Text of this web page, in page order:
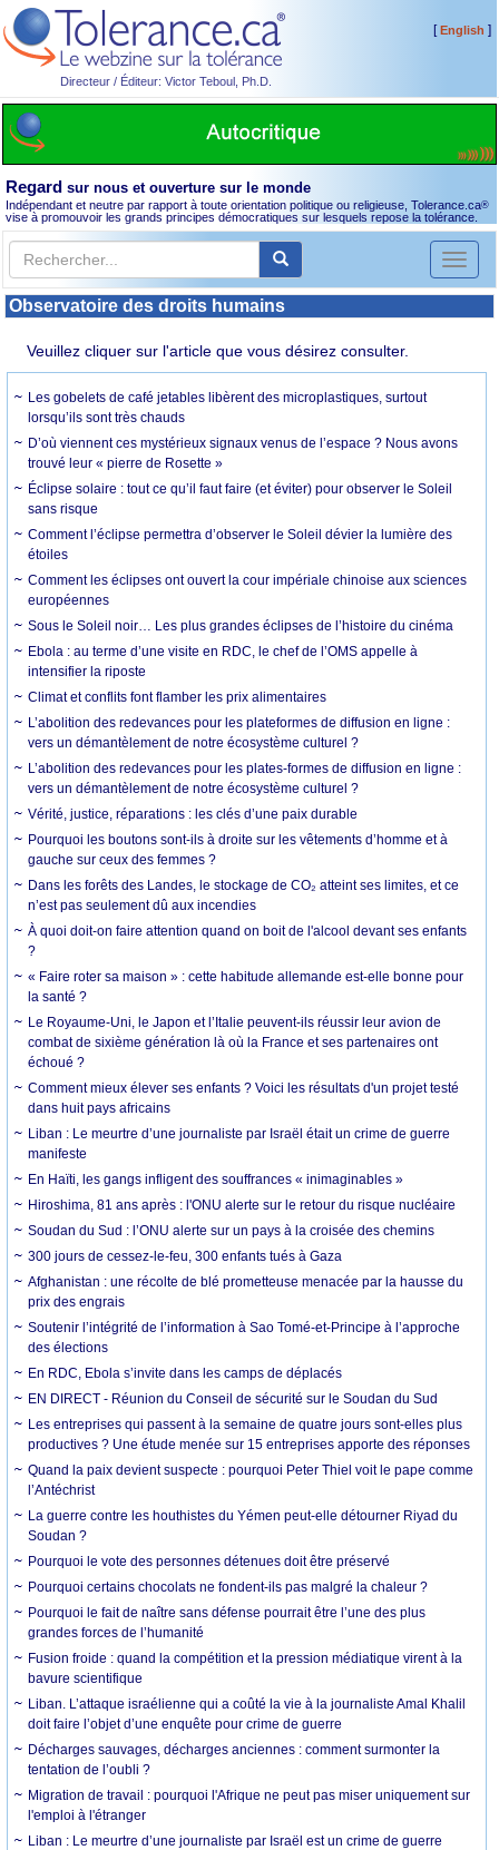
Directeur / Éditeur: Victor Teboul, Ph.D.
[English ]
Regard sur nous et ouverture sur le monde
Indépendant et neutre par rapport à toute orientation politique ou religieuse, Tolerance.ca®
vise à promouvoir les grands principes démocratiques sur lesquels repose la tolérance.
Toggle
Observatoire des droits humains
Veuillez cliquer sur l'article que vous désirez consulter.
Les gobelets de café jetables libèrent des microplastiques, surtout
lorsqu’ils sont très chauds
D’où viennent ces mystérieux signaux venus de l’espace ? Nous avons
trouvé leur « pierre de Rosette »
Éclipse solaire : tout ce qu’il faut faire (et éviter) pour observer le Soleil
sans risque
Comment l’éclipse permettra d’observer le Soleil dévier la lumière des
étoiles
Comment les éclipses ont ouvert la cour impériale chinoise aux sciences
européennes
Sous le Soleil noir… Les plus grandes éclipses de l’histoire du cinéma
Ebola : au terme d’une visite en RDC, le chef de l’OMS appelle à
intensifier la riposte
Climat et conflits font flamber les prix alimentaires
L’abolition des redevances pour les plateformes de diffusion en ligne :
vers un démantèlement de notre écosystème culturel ?
L’abolition des redevances pour les plates-formes de diffusion en ligne :
vers un démantèlement de notre écosystème culturel ?
Vérité, justice, réparations : les clés d’une paix durable
Pourquoi les boutons sont-ils à droite sur les vêtements d’homme et à
gauche sur ceux des femmes ?
Dans les forêts des Landes, le stockage de CO₂ atteint ses limites, et ce
n’est pas seulement dû aux incendies
À quoi doit-on faire attention quand on boit de l'alcool devant ses enfants
?
« Faire roter sa maison » : cette habitude allemande est-elle bonne pour
la santé ?
Le Royaume-Uni, le Japon et l’Italie peuvent-ils réussir leur avion de
combat de sixième génération là où la France et ses partenaires ont
échoué ?
Comment mieux élever ses enfants ? Voici les résultats d'un projet testé
dans huit pays africains
Liban : Le meurtre d’une journaliste par Israël était un crime de guerre
manifeste
En Haïti, les gangs infligent des souffrances « inimaginables »
Hiroshima, 81 ans après : l'ONU alerte sur le retour du risque nucléaire
Soudan du Sud : l’ONU alerte sur un pays à la croisée des chemins
300 jours de cessez-le-feu, 300 enfants tués à Gaza
Afghanistan : une récolte de blé prometteuse menacée par la hausse du
prix des engrais
Soutenir l’intégrité de l’information à Sao Tomé-et-Principe à l’approche
des élections
En RDC, Ebola s’invite dans les camps de déplacés
EN DIRECT - Réunion du Conseil de sécurité sur le Soudan du Sud
Les entreprises qui passent à la semaine de quatre jours sont-elles plus
productives ? Une étude menée sur 15 entreprises apporte des réponses
Quand la paix devient suspecte : pourquoi Peter Thiel voit le pape comme
l’Antéchrist
La guerre contre les houthistes du Yémen peut-elle détourner Riyad du
Soudan ?
Pourquoi le vote des personnes détenues doit être préservé
Pourquoi certains chocolats ne fondent-ils pas malgré la chaleur ?
Pourquoi le fait de naître sans défense pourrait être l’une des plus
grandes forces de l’humanité
Fusion froide : quand la compétition et la pression médiatique virent à la
bavure scientifique
Liban. L’attaque israélienne qui a coûté la vie à la journaliste Amal Khalil
doit faire l’objet d’une enquête pour crime de guerre
Décharges sauvages, décharges anciennes : comment surmonter la
tentation de l’oubli ?
Migration de travail : pourquoi l'Afrique ne peut pas miser uniquement sur
l'emploi à l'étranger
Liban : Le meurtre d’une journaliste par Israël est un crime de guerre